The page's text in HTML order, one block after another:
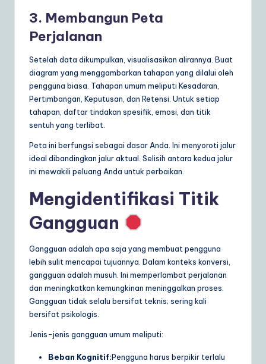
3. Membangun Peta
Perjalanan
Setelah data dikumpulkan, visualisasikan alirannya. Buat
diagram yang menggambarkan tahapan yang dilalui oleh
pengguna biasa. Tahapan umum meliputi Kesadaran,
Pertimbangan, Keputusan, dan Retensi. Untuk setiap
tahapan, daftar tindakan spesifik, emosi, dan titik
sentuh yang terlibat.
Peta ini berfungsi sebagai dasar Anda. Ini menyoroti jalur
ideal dibandingkan jalur aktual. Selisih antara kedua jalur
ini mewakili peluang Anda untuk perbaikan.
Mengidentifikasi Titik
Gangguan
Gangguan adalah apa saja yang membuat pengguna
lebih sulit mencapai tujuannya. Dalam konteks konversi,
gangguan adalah musuh. Ini memperlambat perjalanan
dan meningkatkan kemungkinan meninggalkan proses.
Gangguan tidak selalu bersifat teknis; sering kali
bersifat psikologis.
Jenis-jenis gangguan umum meliputi:
Beban Kognitif:Pengguna harus berpikir terlalu